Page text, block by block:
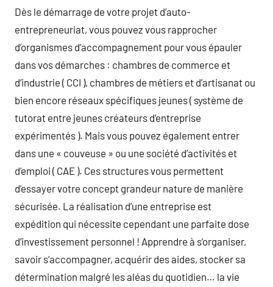
Dès le démarrage de votre projet d’auto-
entrepreneuriat, vous pouvez vous rapprocher
d’organismes d’accompagnement pour vous épauler
dans vos démarches : chambres de commerce et
d’industrie ( CCI ), chambres de métiers et d’artisanat ou
bien encore réseaux spécifiques jeunes ( système de
tutorat entre jeunes créateurs d’entreprise
expérimentés ). Mais vous pouvez également entrer
dans une « couveuse » ou une société d’activités et
d’emploi ( CAE ). Ces structures vous permettent
d’essayer votre concept grandeur nature de manière
sécurisée. La réalisation d’une entreprise est
expédition qui nécessite cependant une parfaite dose
d’investissement personnel ! Apprendre à s’organiser,
savoir s’accompagner, acquérir des aides, stocker sa
détermination malgré les aléas du quotidien… la vie